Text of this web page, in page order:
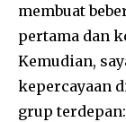
membuat
pertama dan
Kemudian,
kepercayaan
grup